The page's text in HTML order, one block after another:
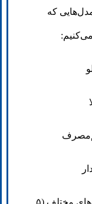
که
ماشین لباسشویی امرسان با ظرفیت‌های مختلف (۵